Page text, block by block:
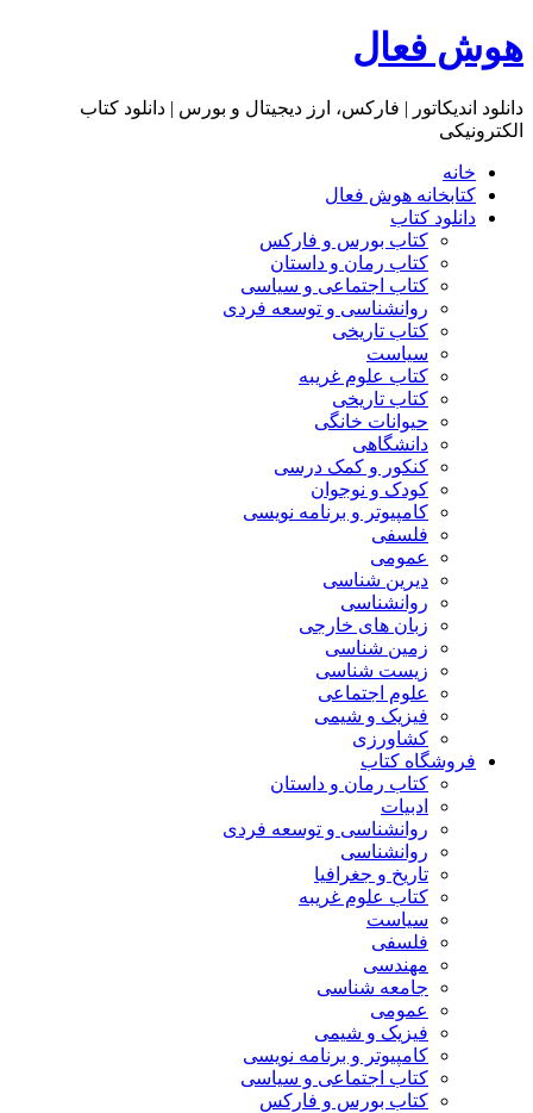
هوش فعال
دانلود اندیکاتور | فارکس، ارز دیجیتال و بورس | دانلود کتاب
الکترونیکی
خانه
کتابخانه هوش فعال
دانلود کتاب
کتاب بورس و فارکس
کتاب رمان و داستان
کتاب اجتماعی و سیاسی
روانشناسی و توسعه فردی
کتاب تاریخی
سیاست
کتاب علوم غریبه
کتاب تاریخی
حیوانات خانگی
دانشگاهی
کنکور و کمک‌ درسی
کودک و نوجوان
کامپیوتر و برنامه نویسی
فلسفی
عمومی
دیرین شناسی
روانشناسی
زبان های خارجی
زمین شناسی
زیست شناسی
علوم اجتماعی
فیزیک و شیمی
کشاورزی
فروشگاه کتاب
کتاب رمان و داستان
ادبیات
روانشناسی و توسعه فردی
روانشناسی
تاریخ و جغرافیا
کتاب علوم غریبه
سیاست
فلسفی
مهندسی
جامعه شناسی
عمومی
فیزیک و شیمی
کامپیوتر و برنامه نویسی
کتاب اجتماعی و سیاسی
کتاب بورس و فارکس